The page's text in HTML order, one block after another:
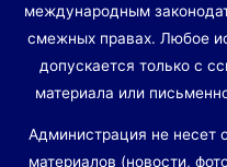
международным
смежных правах. Любое
допускается только с
материала или
Администрация не несет
материалов (новости,